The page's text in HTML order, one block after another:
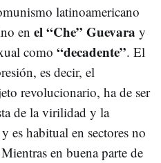
latinoamericano
en el “Che” Guevara y
como “decadente”. El
es decir, el
revolucionario, ha de ser
de la virilidad y la
es habitual en sectores no
en buena parte de